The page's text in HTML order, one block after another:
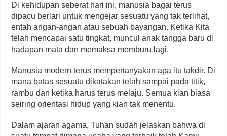
Di kehidupan seberat hari ini, manusia bagai terus
dipacu berlari untuk mengejar sesuatu yang tak terlihat,
entah angan-angan atau sebuah bayangan. Ketika Kita
telah mencapai satu tingkat, muncul anak tangga baru di
hadapan mata dan memaksa memburu lagi.
Manusia modern terus mempertanyakan apa itu takdir. Di
mana batas sesuatu dikatakan telah sampai pada titik,
rambu dan ketika harus terus melaju. Semua kian biasa
seiring orientasi hidup yang kian tak menentu.
Dalam ajaran agama, Tuhan sudah jelaskan bahwa di